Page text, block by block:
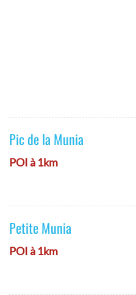
Pic de la Munia
POI à 1km
Petite Munia
POI à 1km